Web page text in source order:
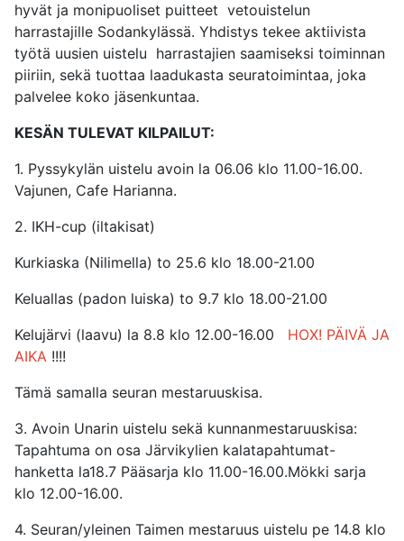
hyvät ja monipuoliset puitteet vetouistelun
harrastajille Sodankylässä. Yhdistys tekee aktiivista
työtä uusien uistelu harrastajien saamiseksi toiminnan
piiriin, sekä tuottaa laadukasta seuratoimintaa, joka
palvelee koko jäsenkuntaa.
KESÄN TULEVAT KILPAILUT:
1. Pyssykylän uistelu avoin la 06.06 klo 11.00-16.00.
Vajunen, Cafe Harianna.
2. IKH-cup (iltakisat)
Kurkiaska (Nilimella) to 25.6 klo 18.00-21.00
Keluallas (padon luiska) to 9.7 klo 18.00-21.00
Kelujärvi (laavu) la 8.8 klo 12.00-16.00 HOX! PÄIVÄ JA
AIKA !!!!
Tämä samalla seuran mestaruuskisa.
3. Avoin Unarin uistelu sekä kunnanmestaruuskisa:
Tapahtuma on osa Järvikylien kalatapahtumat-
hanketta la18.7 Pääsarja klo 11.00-16.00.Mökki sarja
klo 12.00-16.00.
4. Seuran/yleinen Taimen mestaruus uistelu pe 14.8 klo